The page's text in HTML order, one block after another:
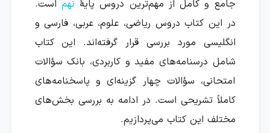
جامع و کامل از مهم‌ترین دروس پایهٔ نهم است.
در این کتاب دروس ریاضی، علوم، عربی، فارسی و
انگلیسی مورد بررسی قرار گرفته‌اند. این کتاب
شامل درسنامه‌های مفید و کاربردی، بانک سؤالات
امتحانی، سؤالات چهار گزینه‌ای و پاسخنامه‌های
کاملاً تشریحی است. در ادامه به بررسی بخش‌های
مختلف این کتاب می‌پردازیم.